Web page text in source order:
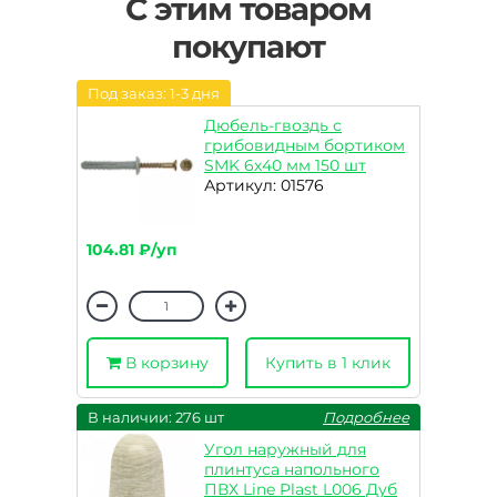
С этим товаром
покупают
Под заказ: 1-3 дня
Дюбель-гвоздь с
грибовидным бортиком
SMK 6х40 мм 150 шт
Артикул: 01576
104.81 ₽/уп
В корзину Купить в 1 клик
В наличии: 276 шт Подробнее
Угол наружный для
плинтуса напольного
ПВХ Line Plast L006 Дуб